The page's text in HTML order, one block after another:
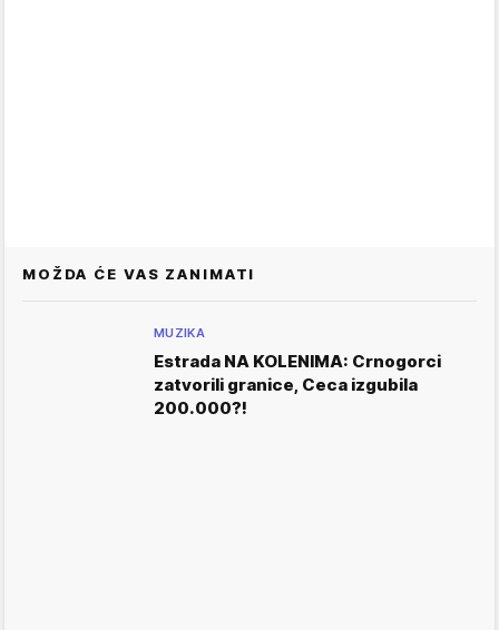
MOŽDA ĆE VAS ZANIMATI
MUZIKA
Estrada NA KOLENIMA: Crnogorci
zatvorili granice, Ceca izgubila
200.000?!